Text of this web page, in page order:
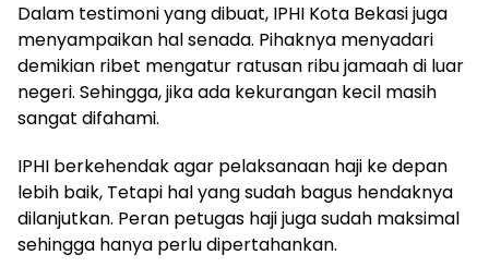
Dalam testimoni yang dibuat, IPHI Kota Bekasi juga
menyampaikan hal senada. Pihaknya menyadari
demikian ribet mengatur ratusan ribu jamaah di luar
negeri. Sehingga, jika ada kekurangan kecil masih
sangat difahami.
IPHI berkehendak agar pelaksanaan haji ke depan
lebih baik, Tetapi hal yang sudah bagus hendaknya
dilanjutkan. Peran petugas haji juga sudah maksimal
sehingga hanya perlu dipertahankan.